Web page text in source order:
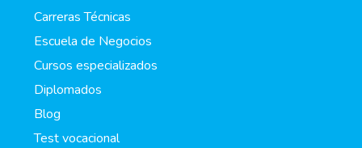
Carreras Técnicas
Escuela de Negocios
Cursos especializados
Diplomados
Blog
Test vocacional